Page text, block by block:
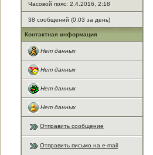
Часовой пояс: 2.4.2016, 2:18
38 сообщений (0,03 за день)
Контактная информация
Нет данных
Нет данных
Нет данных
Нет данных
Отправить сообщение
Отправить письмо на e-mail